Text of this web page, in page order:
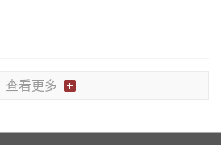
查看更多